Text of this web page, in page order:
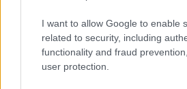
I want to allow Google to enable
related to security, including
functionality and fraud
user protection.
εκκρεμότητες